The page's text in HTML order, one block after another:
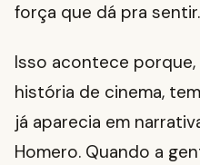
força que dá pra sentir.
Isso acontece
história de cinema,
já aparecia em
Homero. Quando a